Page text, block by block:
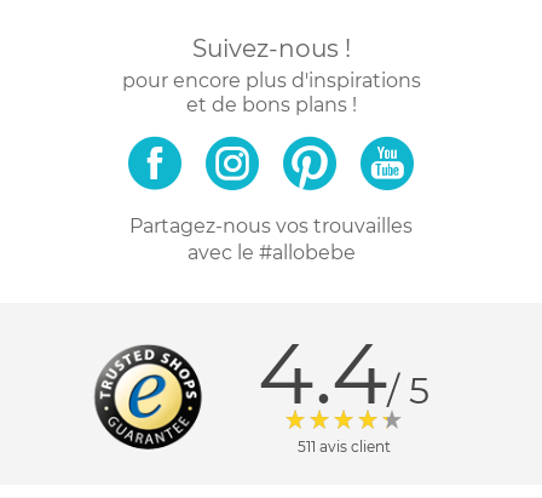
Suivez-nous !
pour encore plus d'inspirations
et de bons plans !
Partagez-nous vos trouvailles
avec le #allobebe
4.4/ 5
511 avis client